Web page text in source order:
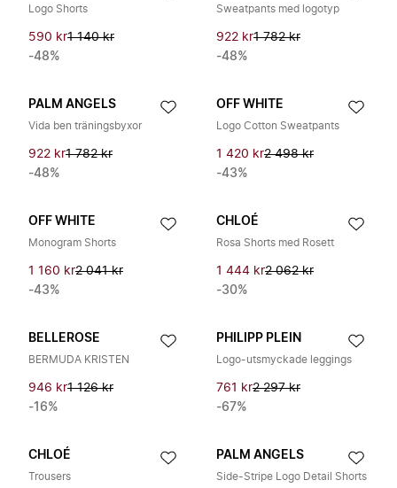
Logo Shorts
590 kr1 140 kr
-48%
Sweatpants med logotyp
922 kr1 782 kr
-48%
PALM ANGELS
Vida ben träningsbyxor
922 kr1 782 kr
-48%
OFF WHITE
Logo Cotton Sweatpants
1 420 kr2 498 kr
-43%
OFF WHITE
Monogram Shorts
1 160 kr2 041 kr
-43%
CHLOÉ
Rosa Shorts med Rosett
1 444 kr2 062 kr
-30%
BELLEROSE
BERMUDA KRISTEN
946 kr1 126 kr
-16%
PHILIPP PLEIN
Logo-utsmyckade leggings
761 kr2 297 kr
-67%
CHLOÉ
Trousers
PALM ANGELS
Side-Stripe Logo Detail Shorts